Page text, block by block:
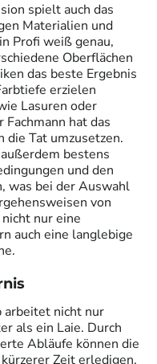
spielt auch das
Materialien und
Profi weiß genau,
Oberflächen
das beste Ergebnis
erzielen
Lasuren oder
hat das
Tat umzusetzen.
bestens
und den
was bei der Auswahl
von
nur eine
auch eine langlebige
arbeitet nicht nur
als ein Laie. Durch
Abläufe können die
Zeit erledigen,